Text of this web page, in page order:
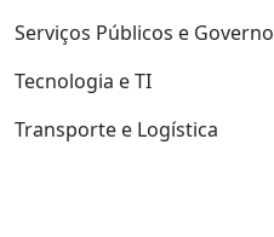
Serviços Públicos e Governo
Tecnologia e TI
Transporte e Logística